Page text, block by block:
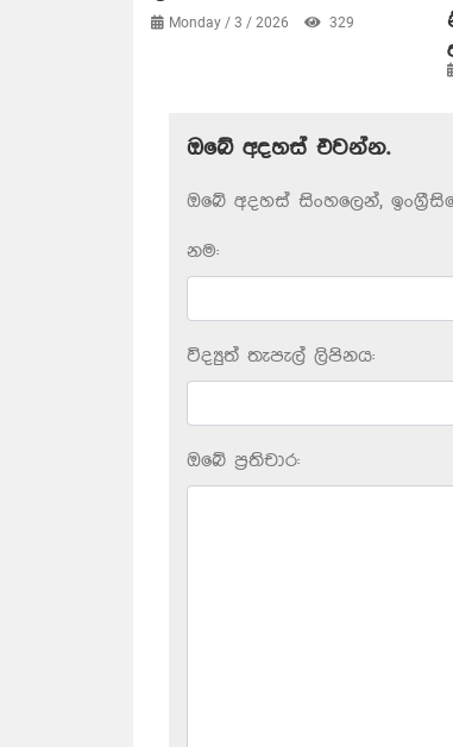
Monday / 3 / 2026 329
ඔබේ අදහස් එවන්න.
ඔබේ අදහස් සිංහලෙන්,
නම:
විද්‍යුත් තැපැල් ලිපිනය:
ඔබේ ප‍්‍රතිචාර: